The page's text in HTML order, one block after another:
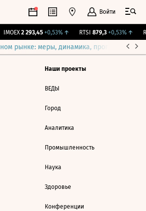
Войти
IMOEX 2 293,45 +0,53%↑ RTSI 879,3 +0,53%↑
рынке: меры, динамика, прогнозы
Наши проекты
ВЕДЫ
Город
Аналитика
Промышленность
Наука
Здоровье
Конференции